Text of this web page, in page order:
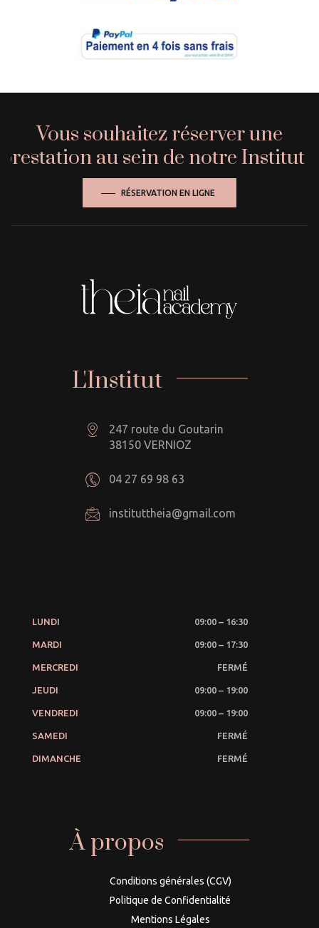
Vous souhaitez réserver une
prestation au sein de notre Institut ?
RÉSERVATION EN LIGNE
L'Institut
247 route du Goutarin
38150 VERNIOZ
04 27 69 98 63
instituttheia@gmail.com
LUNDI 09:00 – 16:30
MARDI 09:00 – 17:30
MERCREDI FERMÉ
JEUDI 09:00 – 19:00
VENDREDI 09:00 – 19:00
SAMEDI FERMÉ
DIMANCHE FERMÉ
À propos
Conditions générales (CGV)
Politique de Confidentialité
Mentions Légales